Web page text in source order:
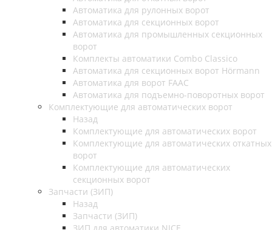
Автоматика для рулонных ворот
Автоматика для секционных ворот
Автоматика для промышленных секционных
ворот
Комплекты автоматики Combo Classico
Автоматика для секционных ворот Hörmann
Автоматика для ворот FAAC
Автоматика для подъемно-поворотных ворот
Комплектующие для автоматических ворот
Назад
Комплектующие для автоматических ворот
Комплектующие для автоматических откатных
ворот
Комплектующие для автоматических
секционных ворот
Запчасти (ЗИП)
Назад
Запчасти (ЗИП)